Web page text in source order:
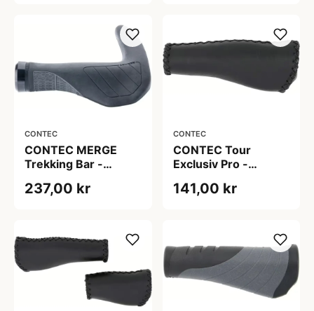
CONTEC
CONTEC MERGE
Trekking Bar -
Par - Sort/Grå
237,00 kr
CONTEC
CONTEC Tour
Exclusiv Pro -
Par - Sort
141,00 kr